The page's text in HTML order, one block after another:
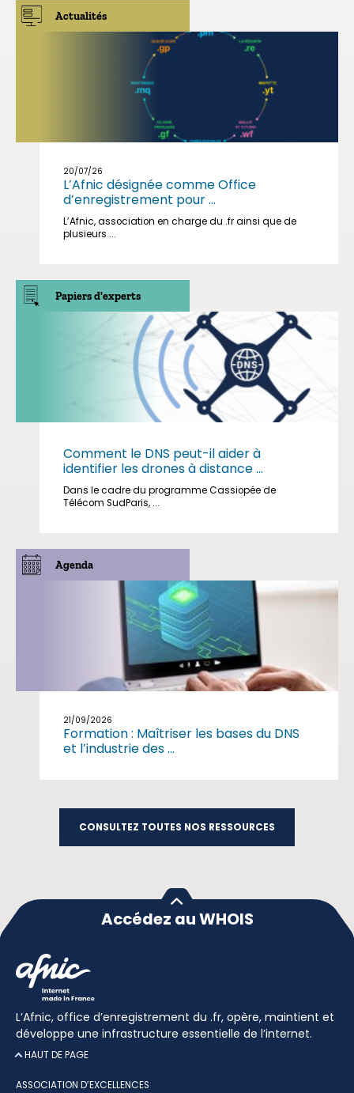
Actualités
20/07/26
L’Afnic désignée comme Office
d’enregistrement pour ...
L’Afnic, association en charge du .fr ainsi que de
plusieurs ...
Papiers d'experts
Comment le DNS peut-il aider à
identifier les drones à distance ...
Dans le cadre du programme Cassiopée de
Télécom SudParis, ...
Agenda
21/09/2026
Formation : Maîtriser les bases du DNS
et l’industrie des ...
CONSULTEZ TOUTES NOS RESSOURCES
Accédez au WHOIS
L’Afnic, office d’enregistrement du .fr, opère, maintient et
développe une infrastructure essentielle de l’internet.
HAUT DE PAGE
ASSOCIATION D’EXCELLENCES